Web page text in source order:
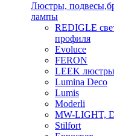
Люстры,
лампы
REDIGLE
профиля
Evoluce
FERON
LEEK
Lumina Deco
Lumis
Moderli
MW-LIGHT,
Stilfort